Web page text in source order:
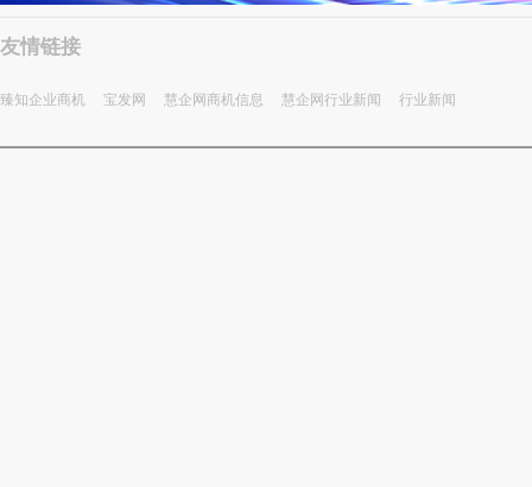
友情链接
臻知企业商机 宝发网 慧企网商机信息 慧企网行业新闻 行业新闻